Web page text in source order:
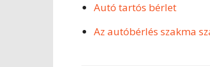
Autó tartós bérlet
Az autóbérlés szakma